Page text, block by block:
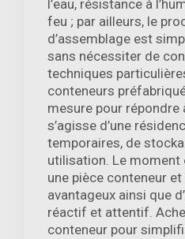
l’eau, résistance à
feu ; par ailleurs, le
d’assemblage est
sans nécessiter de
techniques
conteneurs
mesure pour répondre
s’agisse d’une
temporaires, de
utilisation. Le moment
une pièce conteneur
avantageux ainsi que
réactif et attentif.
conteneur pour